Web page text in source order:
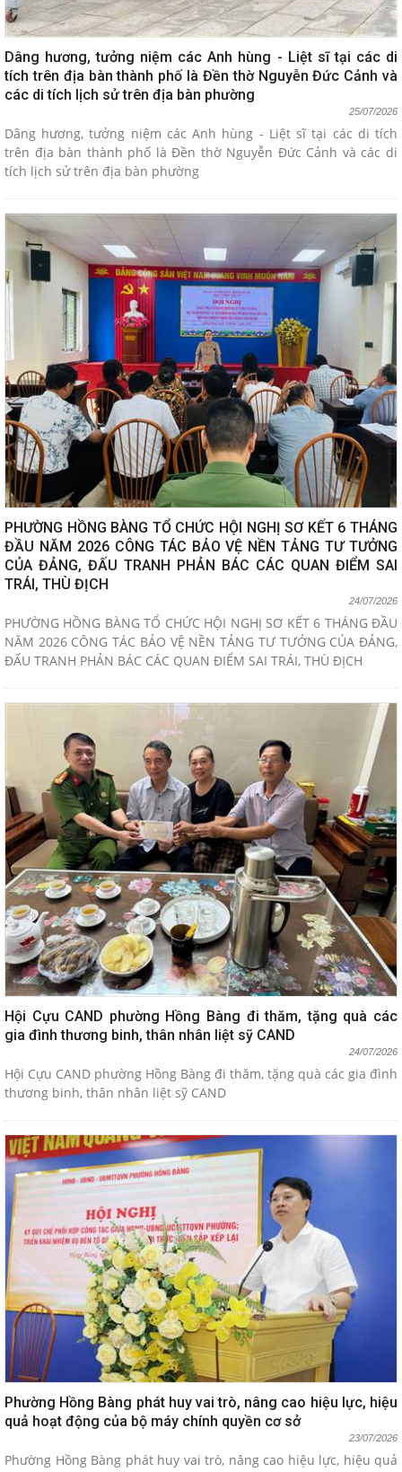
Dâng hương, tưởng niệm các Anh hùng - Liệt sĩ tại các di
tích trên địa bàn thành phố là Đền thờ Nguyễn Đức Cảnh và
các di tích lịch sử trên địa bàn phường
25/07/2026
Dâng hương, tưởng niệm các Anh hùng - Liệt sĩ tại các di tích
trên địa bàn thành phố là Đền thờ Nguyễn Đức Cảnh và các di
tích lịch sử trên địa bàn phường
PHƯỜNG HỒNG BÀNG TỔ CHỨC HỘI NGHỊ SƠ KẾT 6 THÁNG
ĐẦU NĂM 2026 CÔNG TÁC BẢO VỆ NỀN TẢNG TƯ TƯỞNG
CỦA ĐẢNG, ĐẤU TRANH PHẢN BÁC CÁC QUAN ĐIỂM SAI
TRÁI, THÙ ĐỊCH
24/07/2026
PHƯỜNG HỒNG BÀNG TỔ CHỨC HỘI NGHỊ SƠ KẾT 6 THÁNG ĐẦU
NĂM 2026 CÔNG TÁC BẢO VỆ NỀN TẢNG TƯ TƯỞNG CỦA ĐẢNG,
ĐẤU TRANH PHẢN BÁC CÁC QUAN ĐIỂM SAI TRÁI, THÙ ĐỊCH
Hội Cựu CAND phường Hồng Bàng đi thăm, tặng quà các
gia đình thương binh, thân nhân liệt sỹ CAND
24/07/2026
Hội Cựu CAND phường Hồng Bàng đi thăm, tặng quà các gia đình
thương binh, thân nhân liệt sỹ CAND
Phường Hồng Bàng phát huy vai trò, nâng cao hiệu lực, hiệu
quả hoạt động của bộ máy chính quyền cơ sở
23/07/2026
Phường Hồng Bàng phát huy vai trò, nâng cao hiệu lực, hiệu quả